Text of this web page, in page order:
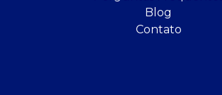
Blog
Contato